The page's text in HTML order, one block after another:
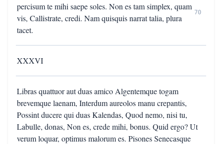
percisum te mihi saepe soles. Non es tam simplex, quam
vis, Callistrate, credi. Nam quisquis narrat talia, plura
tacet.
70
XXXVI
Libras quattuor aut duas amico Algentemque togam
brevemque laenam, Interdum aureolos manu crepantis,
Possint ducere qui duas Kalendas, Quod nemo, nisi tu,
Labulle, donas, Non es, crede mihi, bonus. Quid ergo? Ut
verum loquar, optimus malorum es. Pisones Senecasque